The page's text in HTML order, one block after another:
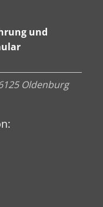
und
Oldenburg